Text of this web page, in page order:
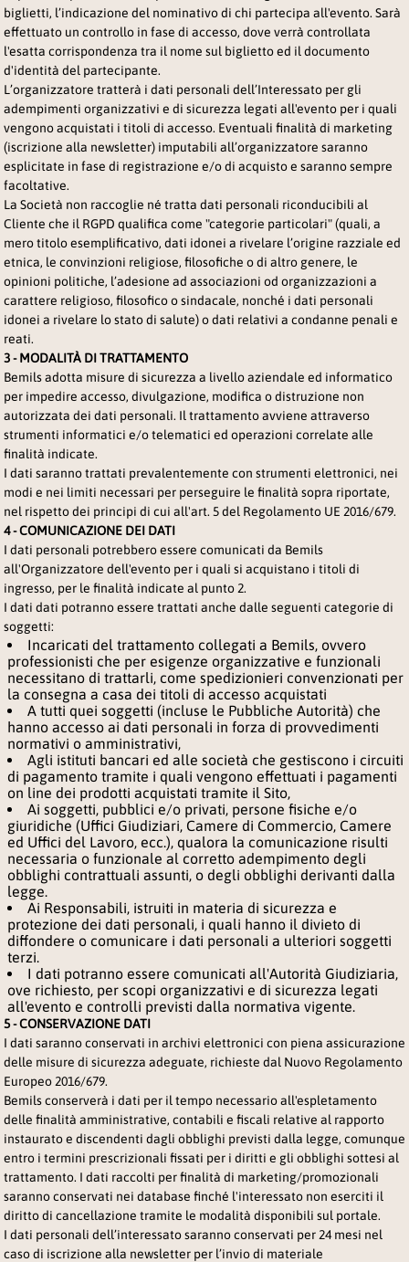
biglietti, l’indicazione del nominativo di chi partecipa all'evento. Sarà
effettuato un controllo in fase di accesso, dove verrà controllata
l'esatta corrispondenza tra il nome sul biglietto ed il documento
d'identità del partecipante.
L’organizzatore tratterà i dati personali dell’Interessato per gli
adempimenti organizzativi e di sicurezza legati all'evento per i quali
vengono acquistati i titoli di accesso. Eventuali finalità di marketing
(iscrizione alla newsletter) imputabili all’organizzatore saranno
esplicitate in fase di registrazione e/o di acquisto e saranno sempre
facoltative.
La Società non raccoglie né tratta dati personali riconducibili al
Cliente che il RGPD qualifica come "categorie particolari" (quali, a
mero titolo esemplificativo, dati idonei a rivelare l’origine razziale ed
etnica, le convinzioni religiose, filosofiche o di altro genere, le
opinioni politiche, l’adesione ad associazioni od organizzazioni a
carattere religioso, filosofico o sindacale, nonché i dati personali
idonei a rivelare lo stato di salute) o dati relativi a condanne penali e
reati.
3 - MODALITÀ DI TRATTAMENTO
Bemils adotta misure di sicurezza a livello aziendale ed informatico
per impedire accesso, divulgazione, modifica o distruzione non
autorizzata dei dati personali. Il trattamento avviene attraverso
strumenti informatici e/o telematici ed operazioni correlate alle
finalità indicate.
I dati saranno trattati prevalentemente con strumenti elettronici, nei
modi e nei limiti necessari per perseguire le finalità sopra riportate,
nel rispetto dei principi di cui all'art. 5 del Regolamento UE 2016/679.
4 - COMUNICAZIONE DEI DATI
I dati personali potrebbero essere comunicati da Bemils
all'Organizzatore dell'evento per i quali si acquistano i titoli di
ingresso, per le finalità indicate al punto 2.
I dati dati potranno essere trattati anche dalle seguenti categorie di
soggetti:
Incaricati del trattamento collegati a Bemils, ovvero
professionisti che per esigenze organizzative e funzionali
necessitano di trattarli, come spedizionieri convenzionati per
la consegna a casa dei titoli di accesso acquistati
A tutti quei soggetti (incluse le Pubbliche Autorità) che
hanno accesso ai dati personali in forza di provvedimenti
normativi o amministrativi,
Agli istituti bancari ed alle società che gestiscono i circuiti
di pagamento tramite i quali vengono effettuati i pagamenti
on line dei prodotti acquistati tramite il Sito,
Ai soggetti, pubblici e/o privati, persone fisiche e/o
giuridiche (Uffici Giudiziari, Camere di Commercio, Camere
ed Uffici del Lavoro, ecc.), qualora la comunicazione risulti
necessaria o funzionale al corretto adempimento degli
obblighi contrattuali assunti, o degli obblighi derivanti dalla
legge.
Ai Responsabili, istruiti in materia di sicurezza e
protezione dei dati personali, i quali hanno il divieto di
diffondere o comunicare i dati personali a ulteriori soggetti
terzi.
I dati potranno essere comunicati all'Autorità Giudiziaria,
ove richiesto, per scopi organizzativi e di sicurezza legati
all'evento e controlli previsti dalla normativa vigente.
5 - CONSERVAZIONE DATI
I dati saranno conservati in archivi elettronici con piena assicurazione
delle misure di sicurezza adeguate, richieste dal Nuovo Regolamento
Europeo 2016/679.
Bemils conserverà i dati per il tempo necessario all'espletamento
delle finalità amministrative, contabili e fiscali relative al rapporto
instaurato e discendenti dagli obblighi previsti dalla legge, comunque
entro i termini prescrizionali fissati per i diritti e gli obblighi sottesi al
trattamento. I dati raccolti per finalità di marketing/promozionali
saranno conservati nei database finché l'interessato non eserciti il
diritto di cancellazione tramite le modalità disponibili sul portale.
I dati personali dell’interessato saranno conservati per 24 mesi nel
caso di iscrizione alla newsletter per l’invio di materiale